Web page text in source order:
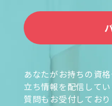
あなたがお持ちの資
立ち情報を配信して
質問もお受付しており